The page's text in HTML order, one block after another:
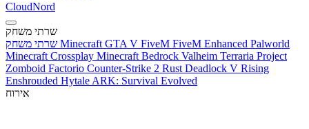
CloudNord
שרתי משחק
Minecraft GTA V FiveM FiveM Enhanced Palworld
Minecraft Crossplay Minecraft Bedrock Valheim Terraria Project
Zomboid Factorio Counter-Strike 2 Rust Deadlock V Rising
Enshrouded Hytale ARK: Survival Evolved
אירוח